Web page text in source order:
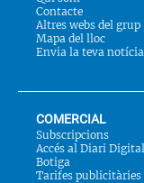
Contacte
Altres webs del grup
Mapa del lloc
Envia la teva notícia
COMERCIAL
Subscripcions
Accés al Diari Digital
Botiga
Tarifes publicitàries